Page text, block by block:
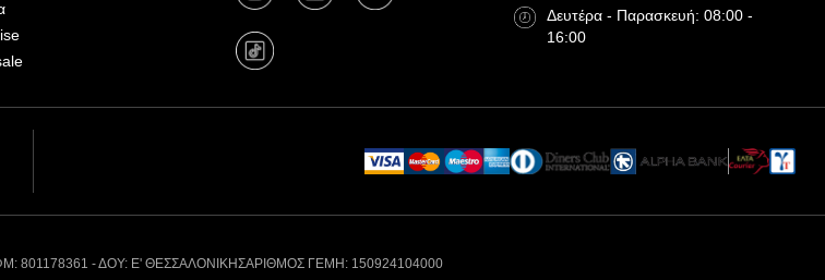
Δευτέρα - Παρασκευή: 08:00 -
16:00
801178361 - ΔΟΥ: Ε' ΘΕΣΣΑΛΟΝΙΚΗΣΑΡΙΘΜΟΣ ΓΕΜΗ: 150924104000